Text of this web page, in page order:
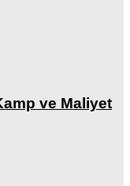
ve Maliyet